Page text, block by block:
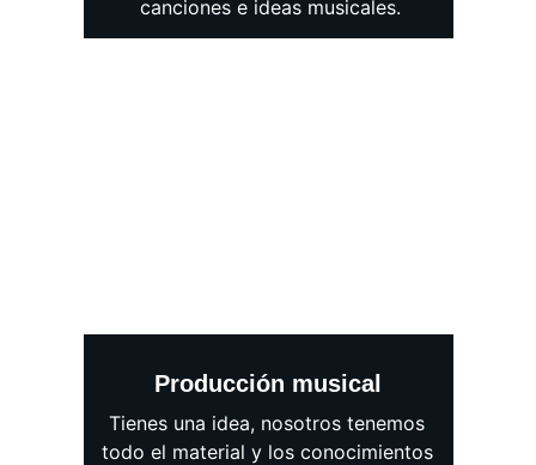
canciones e ideas musicales.
Producción musical
Tienes una idea, nosotros tenemos
todo el material y los conocimientos